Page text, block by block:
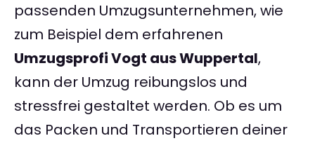
passenden Umzugsunternehmen, wie
zum Beispiel dem erfahrenen
Umzugsprofi Vogt aus Wuppertal,
kann der Umzug reibungslos und
stressfrei gestaltet werden. Ob es um
das Packen und Transportieren deiner